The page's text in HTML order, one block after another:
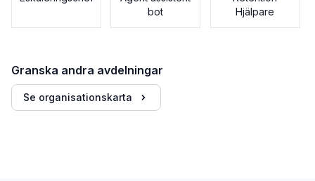
bot
Hjälpare
Granska andra avdelningar
Se organisationskarta